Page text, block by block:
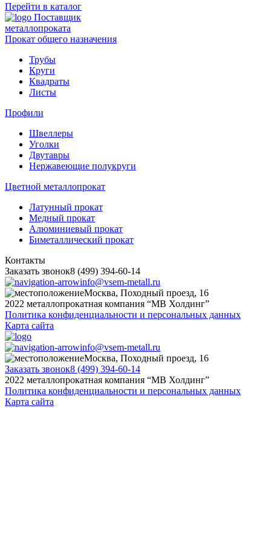
Перейти в каталог
Поставщик
металлопроката
Прокат общего назначения
Трубы
Круги
Квадраты
Листы
Профили
Швеллеры
Уголки
Двутавры
Нержавеющие полукруги
Цветной металлопрокат
Латунный прокат
Медный прокат
Алюминиевый прокат
Биметаллический прокат
Контакты
Заказать звонок8 (499) 394-60-14
info@vsem-metall.ru
Москва, Походный проезд, 16
2022 металлопрокатная компания “MB Холдинг”
Политика конфиденциальности и персональных данных
Карта сайта
info@vsem-metall.ru
Москва, Походный проезд, 16
Заказать звонок8 (499) 394-60-14
2022 металлопрокатная компания “MB Холдинг”
Политика конфиденциальности и персональных данных
Карта сайта